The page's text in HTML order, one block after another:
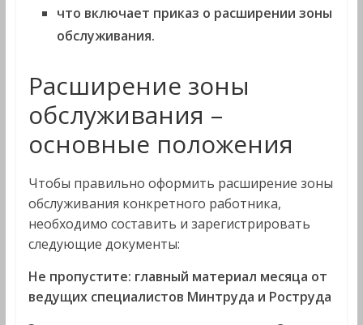
что включает приказ о расширении зоны
обслуживания.
Расширение зоны
обслуживания –
основные положения
Чтобы правильно оформить расширение зоны
обслуживания конкретного работника,
необходимо составить и зарегистрировать
следующие документы:
Не пропустите: главный материал месяца от
ведущих специалистов Минтруда и Роструда